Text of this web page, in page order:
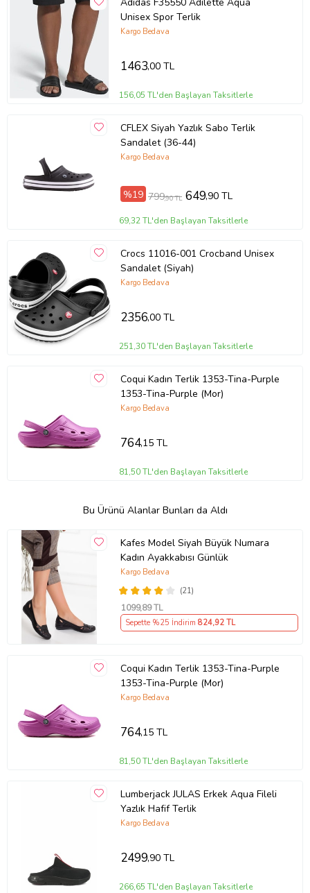
Unisex Spor Terlik
Kargo Bedava
1463,00 TL
156,05 TL'den Başlayan Taksitlerle
CFLEX Siyah Yazlık Sabo Terlik
Sandalet (36-44)
Kargo Bedava
%19 799,90 TL 649,90 TL
69,32 TL'den Başlayan Taksitlerle
Crocs 11016-001 Crocband Unisex
Sandalet (Siyah)
Kargo Bedava
2356,00 TL
251,30 TL'den Başlayan Taksitlerle
Coqui Kadın Terlik 1353-Tina-Purple
1353-Tina-Purple (Mor)
Kargo Bedava
764,15 TL
81,50 TL'den Başlayan Taksitlerle
Bu Ürünü Alanlar Bunları da Aldı
Kafes Model Siyah Büyük Numara
Kadın Ayakkabısı Günlük
(21)
Kargo Bedava
1099,89 TL
Sepette %25 İndirim 824,92 TL
Coqui Kadın Terlik 1353-Tina-Purple
1353-Tina-Purple (Mor)
Kargo Bedava
764,15 TL
81,50 TL'den Başlayan Taksitlerle
Lumberjack JULAS Erkek Aqua Fileli
Yazlık Hafif Terlik
Kargo Bedava
2499,90 TL
266,65 TL'den Başlayan Taksitlerle